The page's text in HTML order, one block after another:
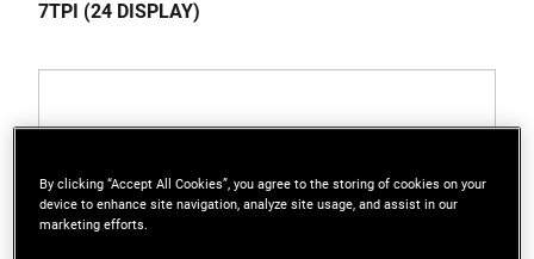
7TPI (24 DISPLAY)
By clicking “Accept All Cookies”, you agree to the storing of cookies on your
device to enhance site navigation, analyze site usage, and assist in our
marketing efforts.